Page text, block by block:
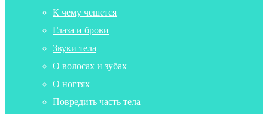
К чему чешется
Глаза и брови
Звуки тела
О волосах и зубах
О ногтях
Повредить часть тела